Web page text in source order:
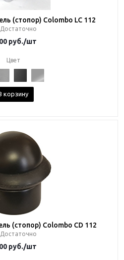
(стопор) Colombo LC 112
Достаточно
руб./шт
Цвет
корзину
(стопор) Colombo CD 112
Достаточно
руб./шт